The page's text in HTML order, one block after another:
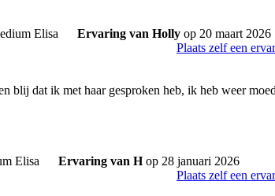
Ervaring van Holly op 20 maart 2026
Plaats zelf een
blij dat ik met haar gesproken heb, ik heb weer
Ervaring van Hop 28 januari 2026
Plaats zelf een